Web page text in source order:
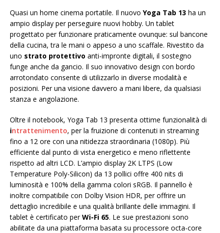
Quasi un home cinema portatile. Il nuovo Yoga Tab 13 ha un
ampio display per perseguire nuovi hobby. Un tablet
progettato per funzionare praticamente ovunque: sul bancone
della cucina, tra le mani o appeso a uno scaffale. Rivestito da
uno strato protettivo anti-impronte digitali, il sostegno
funge anche da gancio. Il suo innovativo design con bordo
arrotondato consente di utilizzarlo in diverse modalità e
posizioni. Per una visione davvero a mani libere, da qualsiasi
stanza e angolazione.
Oltre il notebook, Yoga Tab 13 presenta ottime funzionalità di
intrattenimento, per la fruizione di contenuti in streaming
fino a 12 ore con una nitidezza straordinaria (1080p). Più
efficiente dal punto di vista energetico e meno riflettente
rispetto ad altri LCD. L’ampio display 2K LTPS (Low
Temperature Poly-Silicon) da 13 pollici offre 400 nits di
luminosità e 100% della gamma colori sRGB. Il pannello è
inoltre compatibile con Dolby Vision HDR, per offrire un
dettaglio incredibile e una qualità brillante delle immagini. Il
tablet è certificato perWi-Fi 65. Le sue prestazioni sono
abilitate da una piattaforma basata su processore octa-core